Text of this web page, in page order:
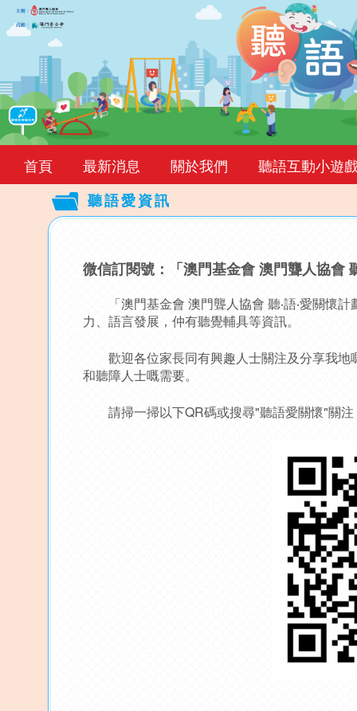
首頁 最新消息 關於我們
聽語互動小遊
聽語愛資訊
to
top
微信訂閱號：「澳門基金會 澳門聾人協會
「澳門基金會 澳門聾人協會 聽‧語‧愛關懷計
力、語言發展，仲有聽覺輔具等資訊。
歡迎各位家長同有興趣人士關注及分享我地
和聽障人士嘅需要。
請掃一掃以下QR碼或搜尋"聽語愛關懷"關注